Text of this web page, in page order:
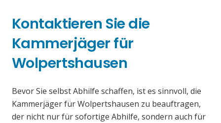
Kontaktieren Sie die
Kammerjäger für
Wolpertshausen
Bevor Sie selbst Abhilfe schaffen, ist es sinnvoll, die
Kammerjäger für Wolpertshausen zu beauftragen,
der nicht nur für sofortige Abhilfe, sondern auch für